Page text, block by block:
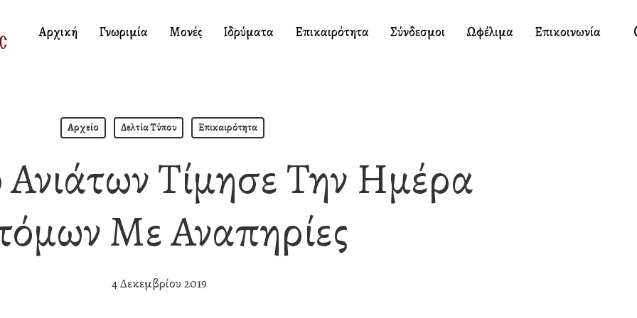
Αρχική Γνωριμία Μονές Ιδρύματα Επικαιρότητα Σύνδεσμοι Ωφέλιμα Επικοινωνία
Αρχείο Δελτία Τύπου Επικαιρότητα
Τίμησε Την Ημέρα
Με Αναπηρίες
4 Δεκεμβρίου 2019